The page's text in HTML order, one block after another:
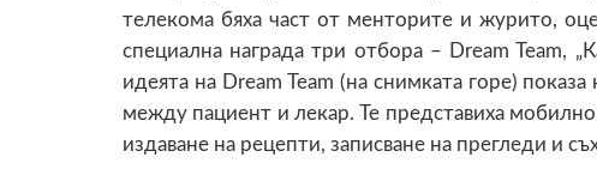
телекома бяха част от менторите и журито,
специална награда три отбора – Dream Team,
идеята на Dream Team (на снимката горе)
между пациент и лекар. Те представиха
издаване на рецепти, записване на прегледи и